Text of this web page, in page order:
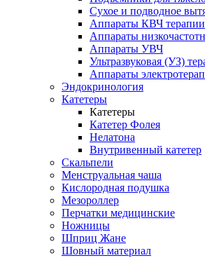
Сухое и подводное
Аппараты КВЧ терапии
Аппараты
Аппараты УВЧ
Ультразвуковая (УЗ)
Аппараты
Эндокринология
Катетеры
Катетеры
Катетер Фолея
Нелатона
Внутривенный катетер
Скальпели
Менструальная чаша
Кислородная подушка
Мезороллер
Перчатки медицинские
Ножницы
Шприц Жане
Шовный материал